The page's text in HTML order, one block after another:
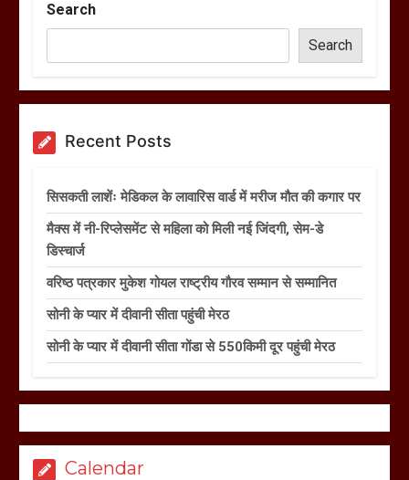
Search
Search
Recent Posts
सिसकती लाशेंः मेडिकल के लावारिस वार्ड में मरीज मौत की कगार पर
मैक्स में नी-रिप्लेसमेंट से महिला को मिली नई जिंदगी, सेम-डे
डिस्चार्ज
वरिष्ठ पत्रकार मुकेश गोयल राष्ट्रीय गौरव सम्मान से सम्मानित
सोनी के प्यार में दीवानी सीता पहुंची मेरठ
सोनी के प्यार में दीवानी सीता गोंडा से 550किमी दूर पहुंची मेरठ
Calendar